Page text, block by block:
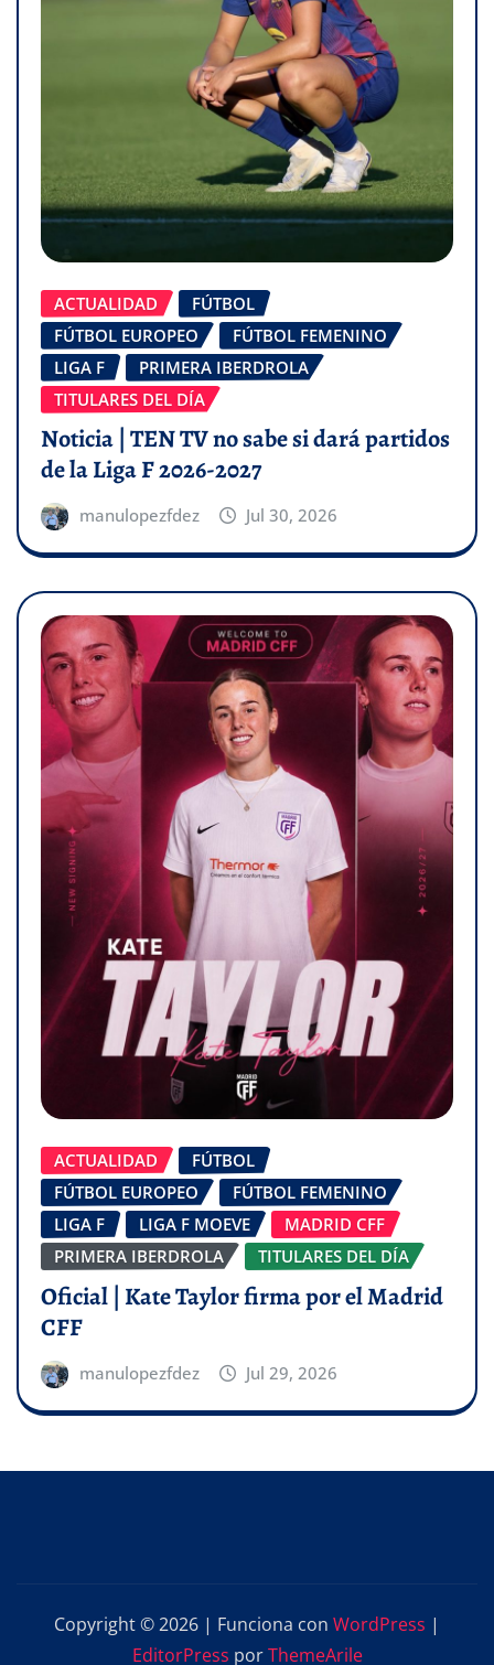
ACTUALIDAD
FÚTBOL
FÚTBOL EUROPEO
FÚTBOL FEMENINO
LIGA F
PRIMERA IBERDROLA
TITULARES DEL DÍA
Noticia | TEN TV no sabe si dará partidos
de la Liga F 2026-2027
manulopezfdez Jul 30, 2026
ACTUALIDAD
FÚTBOL
FÚTBOL EUROPEO
FÚTBOL FEMENINO
LIGA F
LIGA F MOEVE
MADRID CFF
PRIMERA IBERDROLA
TITULARES DEL DÍA
Oficial | Kate Taylor firma por el Madrid
CFF
manulopezfdez Jul 29, 2026
Copyright © 2026 | Funciona con WordPress |
EditorPress porThemeArile